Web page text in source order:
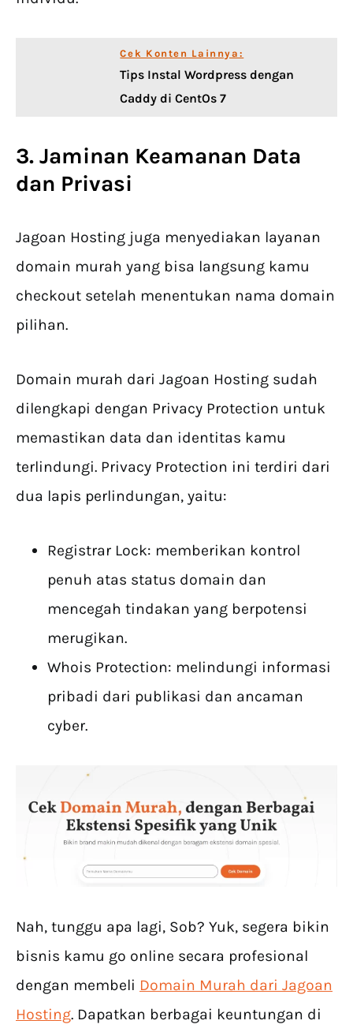
Cek Konten Lainnya:
Tips Instal Wordpress dengan
Caddy di CentOs 7
3. Jaminan Keamanan Data
dan Privasi
Jagoan Hosting juga menyediakan layanan
domain murah yang bisa langsung kamu
checkout setelah menentukan nama domain
pilihan.
Domain murah dari Jagoan Hosting sudah
dilengkapi dengan Privacy Protection untuk
memastikan data dan identitas kamu
terlindungi. Privacy Protection ini terdiri dari
dua lapis perlindungan, yaitu:
Registrar Lock: memberikan kontrol
penuh atas status domain dan
mencegah tindakan yang berpotensi
merugikan.
Whois Protection: melindungi informasi
pribadi dari publikasi dan ancaman
cyber.
Nah, tunggu apa lagi, Sob? Yuk, segera bikin
bisnis kamu go online secara profesional
dengan membeli Domain Murah dari Jagoan
Hosting. Dapatkan berbagai keuntungan di